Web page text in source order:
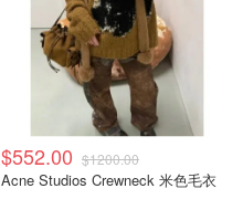
$552.00 $1200.00
Acne Studios Crewneck 米色毛衣